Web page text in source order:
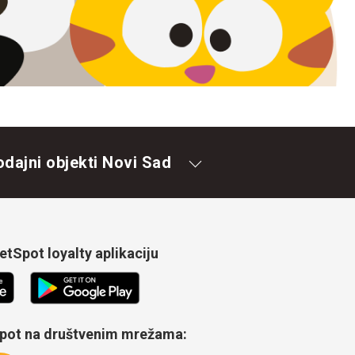
objekti Novi Sad
loyalty aplikaciju
na društvenim mrežama: